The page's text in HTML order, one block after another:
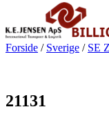
Forside / Sverige / SE
21131